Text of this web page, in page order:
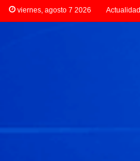
viernes, agosto 7 2026 Actualidad